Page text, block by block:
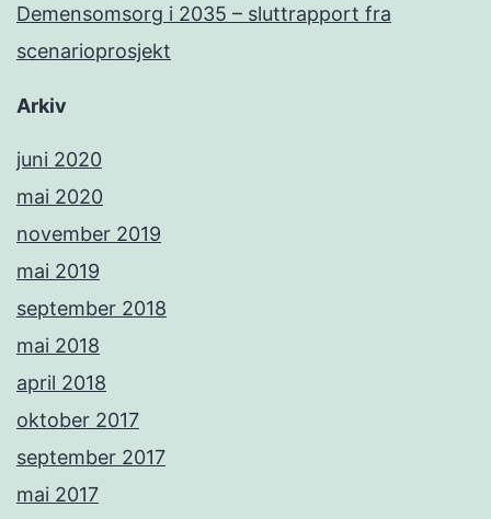
Demensomsorg i 2035 – sluttrapport fra
scenarioprosjekt
Arkiv
juni 2020
mai 2020
november 2019
mai 2019
september 2018
mai 2018
april 2018
oktober 2017
september 2017
mai 2017